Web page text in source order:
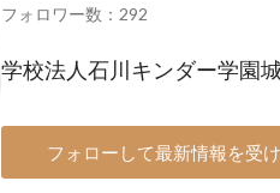
フォロワー数：292
学校法人石川キンダー学園
フォローして最新情報を受